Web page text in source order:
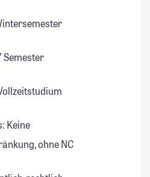
Semester
Keine
ohne NC